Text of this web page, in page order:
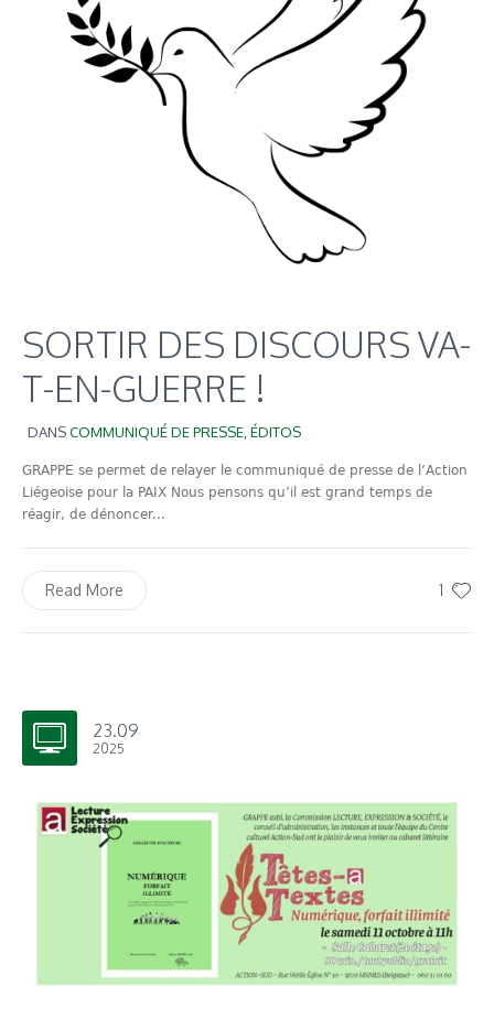
SORTIR DES DISCOURS VA-
T-EN-GUERRE !
DANSCOMMUNIQUÉ DE PRESSE ÉDITOS
GRAPPE se permet de relayer le communiqué de presse de l’Action
Liégeoise pour la PAIX Nous pensons qu’il est grand temps de
réagir, de dénoncer...
1
Read More
23.09
2025